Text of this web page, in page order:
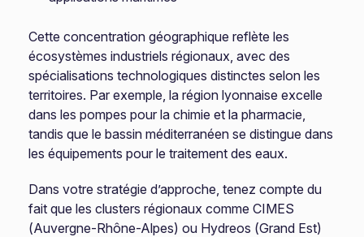
Cette concentration géographique reflète les
écosystèmes industriels régionaux, avec des
spécialisations technologiques distinctes selon les
territoires. Par exemple, la région lyonnaise excelle
dans les pompes pour la chimie et la pharmacie,
tandis que le bassin méditerranéen se distingue dans
les équipements pour le traitement des eaux.
Dans votre stratégie d’approche, tenez compte du
fait que les clusters régionaux comme CIMES
(Auvergne-Rhône-Alpes) ou Hydreos (Grand Est)